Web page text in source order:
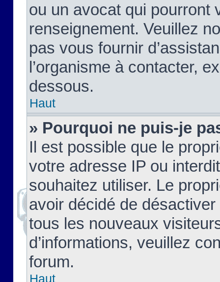
ou un avocat qui pourront
renseignement. Veuillez
pas vous fournir
l’organisme à contacter,
dessous.
Haut
» Pourquoi ne puis-je
Il est possible que le
votre adresse IP ou
souhaitez utiliser. Le
avoir décidé de
tous les nouveaux
d’informations, veuillez
forum.
Haut